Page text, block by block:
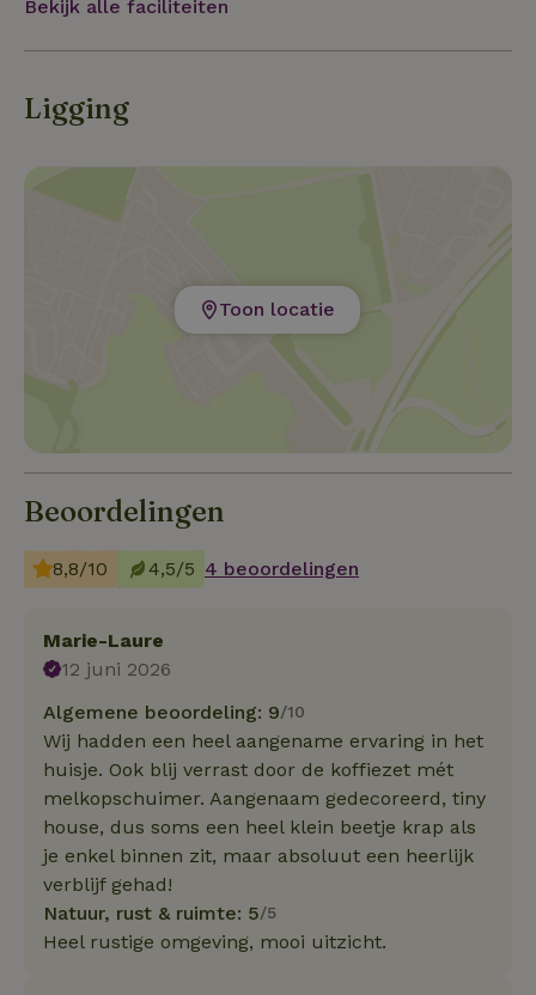
Werelderfgoed de molens van Kinderdijk.
Bekijk alle faciliteiten
Ligging
Toon locatie
Beoordelingen
8,8/10 4,5/5 4 beoordelingen
Marie-Laure
12 juni 2026
Algemene beoordeling: 9/10
Wij hadden een heel aangename ervaring in het
huisje. Ook blij verrast door de koffiezet mét
melkopschuimer. Aangenaam gedecoreerd, tiny
house, dus soms een heel klein beetje krap als
je enkel binnen zit, maar absoluut een heerlijk
verblijf gehad!
Natuur, rust & ruimte: 5/5
Heel rustige omgeving, mooi uitzicht.